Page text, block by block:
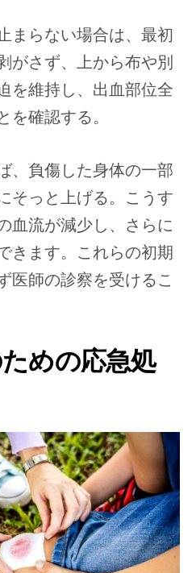
まらない場合は、最初
がさず、上から布や別
を維持し、出血部位全
を確認する。
、負傷した身体の一部
そっと上げる。こうす
血流が減少し、さらに
きます。これらの初期
医師の診察を受けるこ
めの応急処